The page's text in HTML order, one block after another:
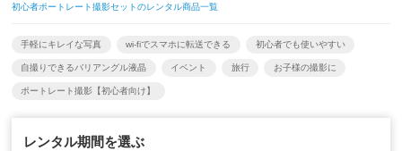
初心者ポートレート撮影セットのレンタル商品一覧
手軽にキレイな写真 wi-fiでスマホに転送できる 初心者でも使いやすい
自撮りできるバリアングル液晶 イベント 旅行 お子様の撮影に
ポートレート撮影【初心者向け】
レンタル期間を選ぶ